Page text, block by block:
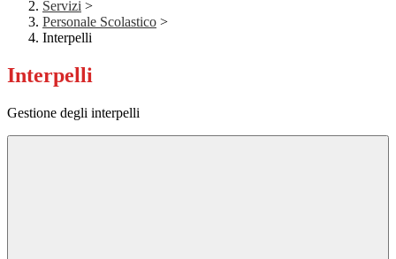
Servizi >
Personale Scolastico >
Interpelli
Interpelli
Gestione degli interpelli